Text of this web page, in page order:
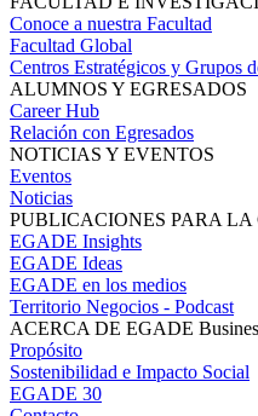
Conoce a nuestra Facultad
Facultad Global
Centros Estratégicos y Grupos
ALUMNOS Y EGRESADOS
Career Hub
Relación con Egresados
NOTICIAS Y EVENTOS
Eventos
Noticias
PUBLICACIONES PARA
EGADE Insights
EGADE Ideas
EGADE en los medios
Territorio Negocios - Podcast
ACERCA DE EGADE
Propósito
Sostenibilidad e Impacto Social
EGADE 30